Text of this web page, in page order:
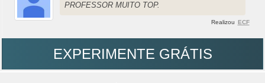
PROFESSOR MUITO TOP.
Realizou ECF
EXPERIMENTE GRÁTIS